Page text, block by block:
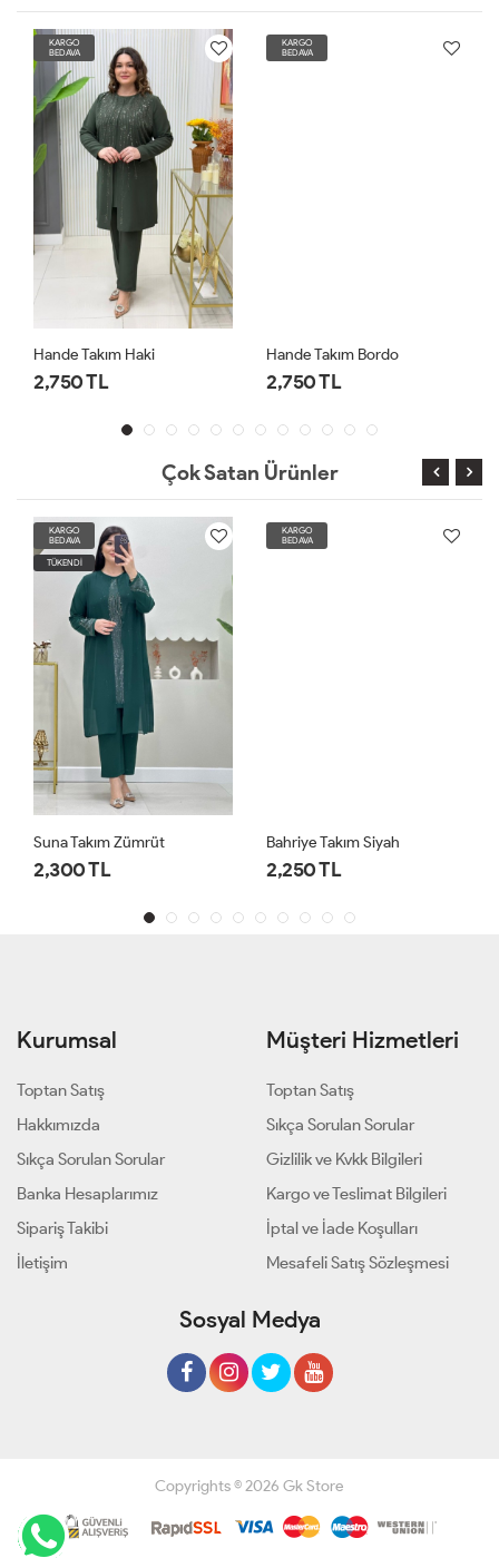
KARGO
BEDAVA
Hande Takım Haki
2,750 TL
KARGO
BEDAVA
Hande Takım Bordo
2,750 TL
Çok Satan Ürünler
KARGO
BEDAVA
TÜKENDİ
Suna Takım Zümrüt
2,300 TL
KARGO
BEDAVA
Bahriye Takım Siyah
2,250 TL
Kurumsal
Toptan Satış
Hakkımızda
Sıkça Sorulan Sorular
Banka Hesaplarımız
Sipariş Takibi
İletişim
Müşteri Hizmetleri
Toptan Satış
Sıkça Sorulan Sorular
Gizlilik ve Kvkk Bilgileri
Kargo ve Teslimat Bilgileri
İptal ve İade Koşulları
Mesafeli Satış Sözleşmesi
Sosyal Medya
Copyrights © 2026 Gk Store